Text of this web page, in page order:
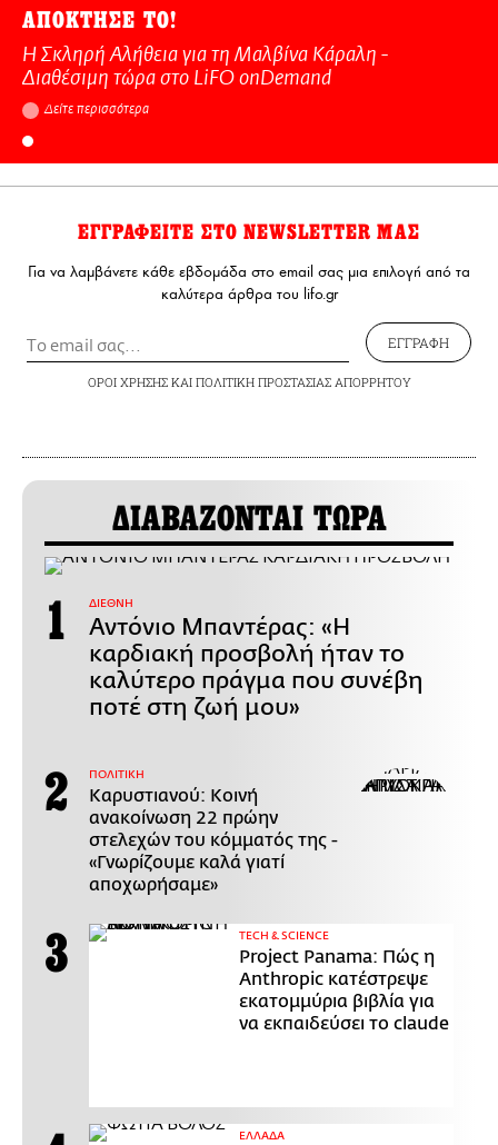
ΑΠΟΚΤΗΣΕ ΤΟ!
Η Σκληρή Αλήθεια για τη Μαλβίνα Κάραλη -
Διαθέσιμη τώρα στo LiFO onDemand
Δείτε περισσότερα
ΕΓΓΡΑΦΕΙΤΕ ΣΤΟ NEWSLETTER ΜΑΣ
Για να λαμβάνετε κάθε εβδομάδα στο email σας μια επιλογή από τα
καλύτερα άρθρα του lifo.gr
ΕΓΓΡΑΦΗ
ΟΡΟΙ ΧΡΗΣΗΣΚΑΙ ΠΟΛΙΤΙΚΗ ΠΡΟΣΤΑΣΙΑΣ ΑΠΟΡΡΗΤΟΥ
ΔΙΑΒΑΖΟΝΤΑΙ ΤΩΡΑ
ΔΙΕΘΝΗ
Αντόνιο Μπαντέρας: «Η
καρδιακή προσβολή ήταν το
καλύτερο πράγμα που συνέβη
ποτέ στη ζωή μου»
ΠΟΛΙΤΙΚΗ
Καρυστιανού: Κοινή
ανακοίνωση 22 πρώην
στελεχών του κόμματός της -
«Γνωρίζουμε καλά γιατί
αποχωρήσαμε»
ΤECH & SCIENCE
Project Panama: Πώς η
Anthropic κατέστρεψε
εκατομμύρια βιβλία για
να εκπαιδεύσει το claude
ΕΛΛΑΔΑ